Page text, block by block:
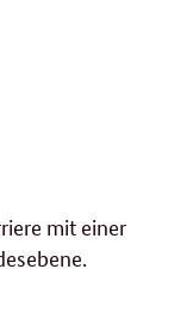
mit einer